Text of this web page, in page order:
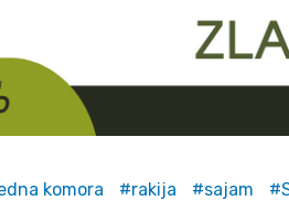
komora rakija sajam